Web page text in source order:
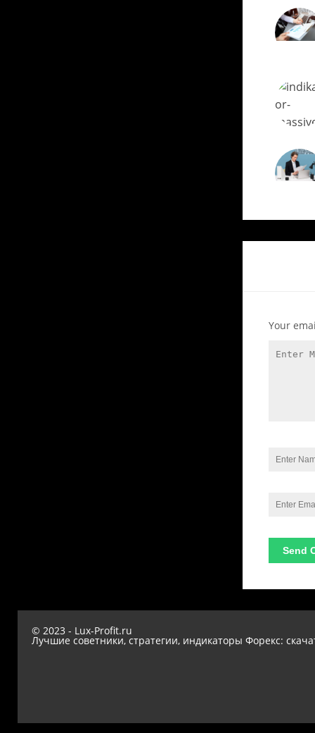
Your
© 2023 - Lux-Profit.ru
Лучшие советники, стратегии, индикаторы Форекс: